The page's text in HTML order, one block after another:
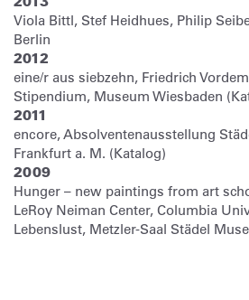
Viola Bittl, Stef Heidhues, Philip
Berlin
2012
eine/r aus siebzehn, Friedrich
Stipendium, Museum Wiesbaden
2011
encore, Absolventenausstellung
Frankfurt a. M. (Katalog)
2009
Hunger – new paintings from art
LeRoy Neiman Center, Columbia
Lebenslust, Metzler-Saal Städel